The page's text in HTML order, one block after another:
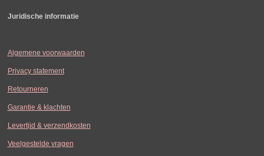
Juridische informatie
Algemene voorwaarden
Privacy statement
Retourneren
Garantie & klachten
Levertijd & verzendkosten
Veelgestelde vragen